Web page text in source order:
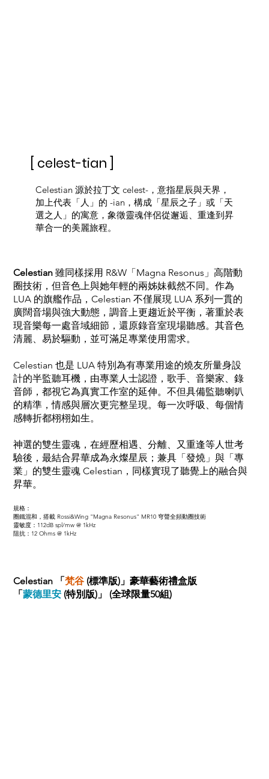
[ celest-tian ]
Celestian 源於拉丁文 celest-，意指星辰與天界，
加上代表「人」的 -ian，構成「星辰之子」或「天
選之人」的寓意，象徵靈魂伴侶從邂逅、重逢到昇
華合一的美麗旅程。
Celestian 雖同樣採用 R&W「Magna Resonus」高階動
圈技術，但音色上與她年輕的兩姊妹截然不同。作為
LUA 的旗艦作品，Celestian 不僅展現 LUA 系列一貫的
廣闊音場與強大動態，調音上更趨近於平衡，著重於表
現音樂每一處音域細節，還原錄音室現場聽感。其音色
清麗、易於驅動，並可滿足專業使用需求。
Celestian 也是 LUA 特別為有專業用途的燒友所量身設
計的半監聽耳機，由專業人士認證，歌手、音樂家、錄
音師，都視它為真實工作室的延伸。不但具備監聽喇叭
的精準，情感與層次更完整呈現。每一次呼吸、每個情
感轉折都栩栩如生。
神選的雙生靈魂，在經歷相遇、分離、又重逢等人世考
驗後，最結合昇華成為永燦星辰；兼具「發燒」與「專
業」的雙生靈魂 Celestian，同樣實現了聽覺上的融合與
昇華。
規格：
圈鐵混和，搭載 Rossi&Wing "Magna Resonus" MR10 穹聲全頻動圈技術
靈敏度：112dB spl/mw @ 1kHz
阻抗：12 Ohms @ 1kHz
Celestian 「梵谷 (標準版)」豪華藝術禮盒版
「蒙德里安 (特別版)」 (全球限量50組)